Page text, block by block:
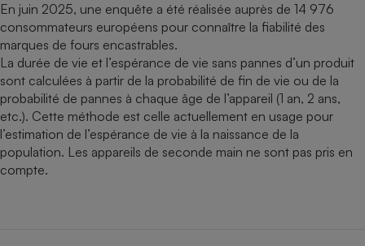
En juin 2025, une enquête a été réalisée auprès de 14 976
consommateurs européens pour connaître la fiabilité des
marques de fours encastrables.
La durée de vie et l’espérance de vie sans pannes d’un produit
sont calculées à partir de la probabilité de fin de vie ou de la
probabilité de pannes à chaque âge de l’appareil (1 an, 2 ans,
etc.). Cette méthode est celle actuellement en usage pour
l’estimation de l’espérance de vie à la naissance de la
population. Les appareils de seconde main ne sont pas pris en
compte.